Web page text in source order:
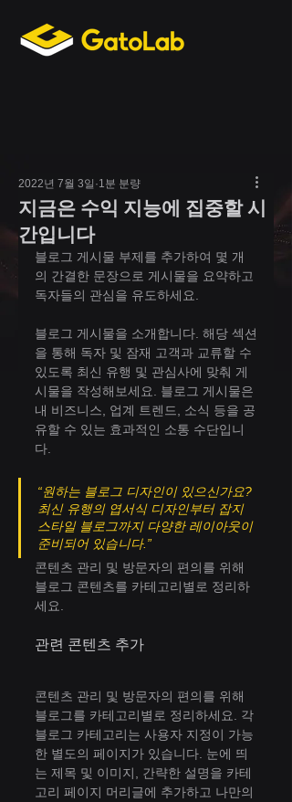
지금은 수익 지능에 집중할 시
간입니다
2022년 7월 3일 1분 분량
블로그 게시물 부제를 추가하여 몇 개
의 간결한 문장으로 게시물을 요약하고
독자들의 관심을 유도하세요.
블로그 게시물을 소개합니다. 해당 섹션
을 통해 독자 및 잠재 고객과 교류할 수
있도록 최신 유행 및 관심사에 맞춰 게
시물을 작성해보세요. 블로그 게시물은
내 비즈니스, 업계 트렌드, 소식 등을 공
유할 수 있는 효과적인 소통 수단입니
다.
“원하는 블로그 디자인이 있으신가요?
최신 유행의 엽서식 디자인부터 잡지
스타일 블로그까지 다양한 레이아웃이
준비되어 있습니다.”
콘텐츠 관리 및 방문자의 편의를 위해
블로그 콘텐츠를 카테고리별로 정리하
세요.
관련 콘텐츠 추가
콘텐츠 관리 및 방문자의 편의를 위해
블로그를 카테고리별로 정리하세요. 각
블로그 카테고리는 사용자 지정이 가능
한 별도의 페이지가 있습니다. 눈에 띄
는 제목 및 이미지, 간략한 설명을 카테
고리 페이지 머리글에 추가하고 나만의